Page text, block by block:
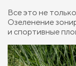
Все это не
Озеленение
и спортивные